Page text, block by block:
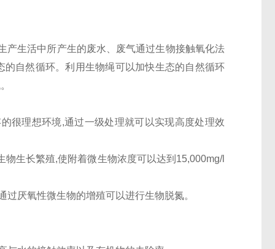
产生活中所产生的废水、废气通过生物接触氧化法
自然循环。利用生物绳可以加快生态的自然循环
很理想环境,通过一级处理就可以实现高度处理效
生长繁殖,使附着微生物浓度可以达到15,000mg/l
厌氧性微生物的增殖可以进行生物脱氮。